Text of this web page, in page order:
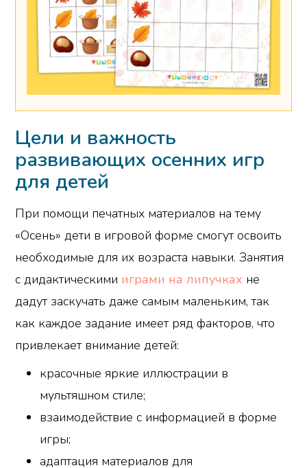
Цели и важность
развивающих осенних игр
для детей
При помощи печатных материалов на тему
«Осень» дети в игровой форме смогут освоить
необходимые для их возраста навыки. Занятия
с дидактическими играми на липучках не
дадут заскучать даже самым маленьким, так
как каждое задание имеет ряд факторов, что
привлекает внимание детей:
красочные яркие иллюстрации в
мультяшном стиле;
взаимодействие с информацией в форме
игры;
адаптация материалов для